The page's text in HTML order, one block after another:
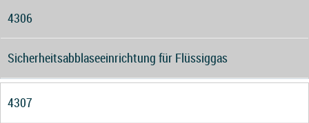
4306
Sicherheitsabblaseeinrichtung für Flüssiggas
4307